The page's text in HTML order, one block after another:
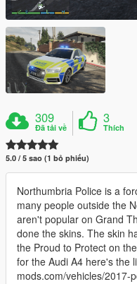
309
Đã tải về
3
Thích
5.0 / 5 sao (1 bỏ phiếu)
Northumbria Police is a
many people outside the
aren't popular on Grand
done the skins. The skin
the Proud to Protect on
for the Audi A4 here's the
mods.com/vehicles/2017-